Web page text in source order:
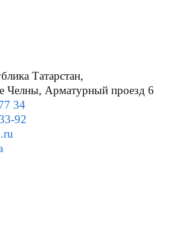
Татарстан,
Челны, Арматурный проезд 6
34
92